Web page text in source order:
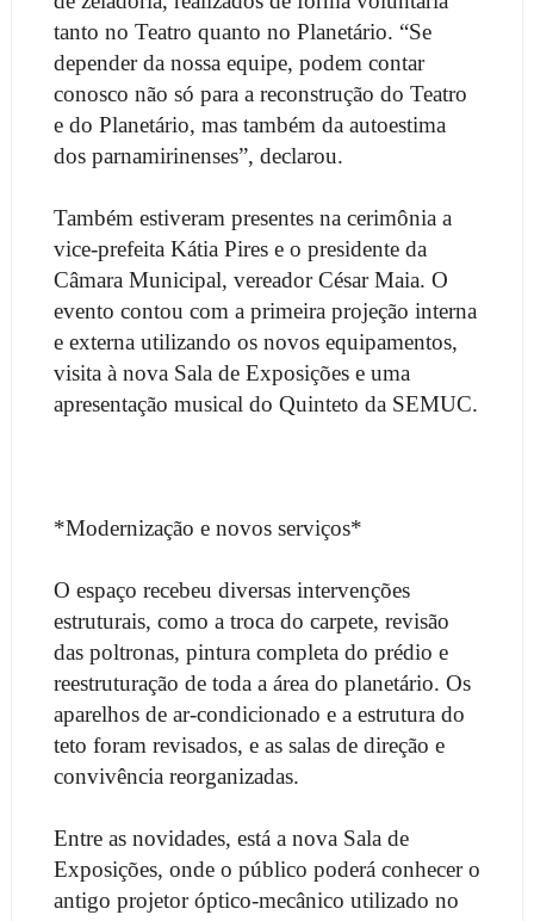
tanto no Teatro quanto no Planetário. “Se
depender da nossa equipe, podem contar
conosco não só para a reconstrução do Teatro
e do Planetário, mas também da autoestima
dos parnamirinenses”, declarou.
Também estiveram presentes na cerimônia a
vice-prefeita Kátia Pires e o presidente da
Câmara Municipal, vereador César Maia. O
evento contou com a primeira projeção interna
e externa utilizando os novos equipamentos,
visita à nova Sala de Exposições e uma
apresentação musical do Quinteto da SEMUC.
*Modernização e novos serviços*
O espaço recebeu diversas intervenções
estruturais, como a troca do carpete, revisão
das poltronas, pintura completa do prédio e
reestruturação de toda a área do planetário. Os
aparelhos de ar-condicionado e a estrutura do
teto foram revisados, e as salas de direção e
convivência reorganizadas.
Entre as novidades, está a nova Sala de
Exposições, onde o público poderá conhecer o
antigo projetor óptico-mecânico utilizado no